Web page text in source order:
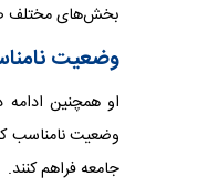
بخش‌های مختلف
وضعیت
او همچنین
وضعیت نامناسب
جامعه فراهم کنند.